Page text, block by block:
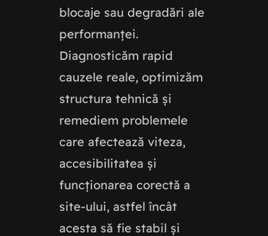
blocaje sau degradări ale
performanței.
Diagnosticăm rapid
cauzele reale, optimizăm
structura tehnică și
remediem problemele
care afectează viteza,
accesibilitatea și
funcționarea corectă a
site-ului, astfel încât
acesta să fie stabil și